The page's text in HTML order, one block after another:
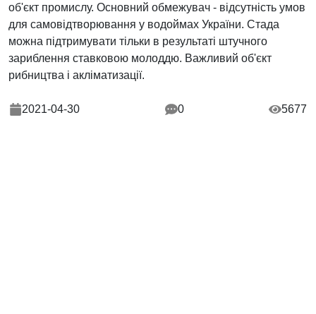
об'єкт промислу. Основний обмежувач - відсутність умов
для самовідтворювання у водоймах України. Стада
можна підтримувати тільки в результаті штучного
зариблення ставковою молоддю. Важливий об'єкт
рибництва і акліматизації.
2021-04-30 0 5677